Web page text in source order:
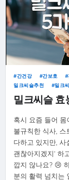
간건강 간보호
밀크씨슬추천
밀크
밀크씨슬 효
혹시 요즘 들어
불규칙한 식사,
다하고 있지만, 사
괜찮아지겠지’ 하
깝지 않나요? 😢
분의 활력 넘치는